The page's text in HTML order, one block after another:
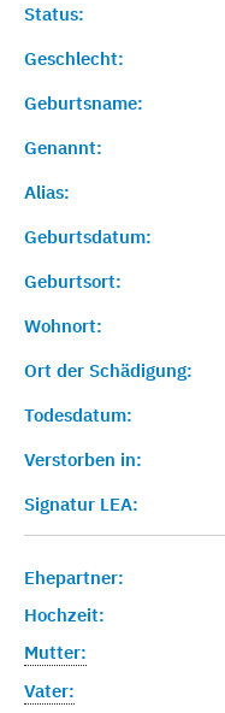
Status:
Geschlecht:
Geburtsname:
Genannt:
Alias:
Geburtsdatum:
Geburtsort:
Wohnort:
Ort der Schädigung:
Todesdatum:
Verstorben in:
Signatur LEA:
Ehepartner:
Hochzeit:
Mutter:
Vater: